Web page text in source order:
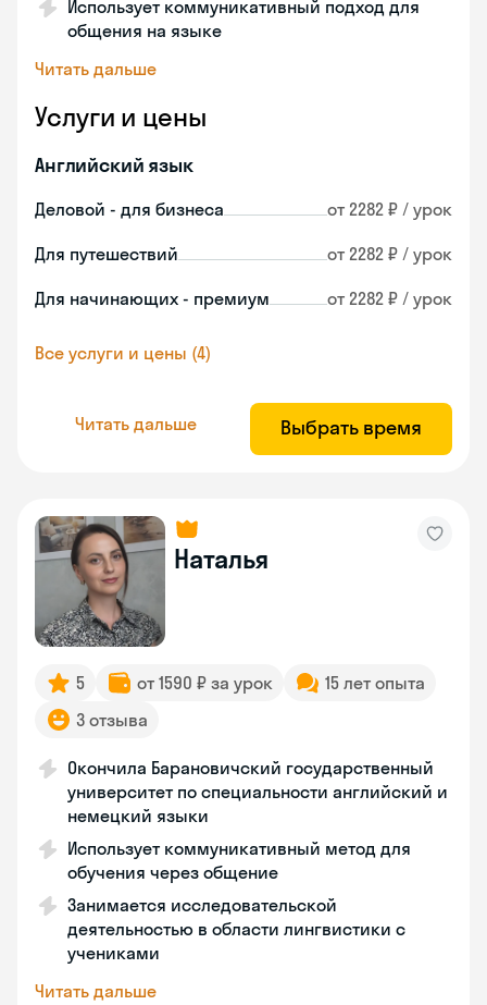
Использует коммуникативный подход для
общения на языке
Читать дальше
Услуги и цены
Английский язык
Деловой - для бизнеса от 2282 ₽ / урок
Для путешествий от 2282 ₽ / урок
Для начинающих - премиум от 2282 ₽ / урок
Все услуги и цены (4)
Читать дальше Выбрать время
Наталья
5 от 1590 ₽ за урок
15 лет опыта
3 отзыва
Окончила Барановичский государственный
университет по специальности английский и
немецкий языки
Использует коммуникативный метод для
обучения через общение
Занимается исследовательской
деятельностью в области лингвистики с
учениками
Читать дальше